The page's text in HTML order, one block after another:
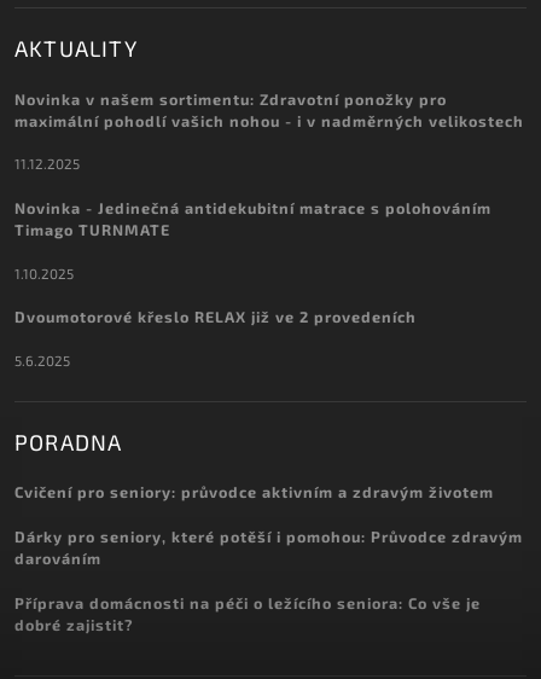
AKTUALITY
Novinka v našem sortimentu: Zdravotní ponožky pro
maximální pohodlí vašich nohou - i v nadměrných velikostech
11.12.2025
Novinka - Jedinečná antidekubitní matrace s polohováním
Timago TURNMATE
1.10.2025
Dvoumotorové křeslo RELAX již ve 2 provedeních
5.6.2025
PORADNA
Cvičení pro seniory: průvodce aktivním a zdravým životem
Dárky pro seniory, které potěší i pomohou: Průvodce zdravým
darováním
Příprava domácnosti na péči o ležícího seniora: Co vše je
dobré zajistit?